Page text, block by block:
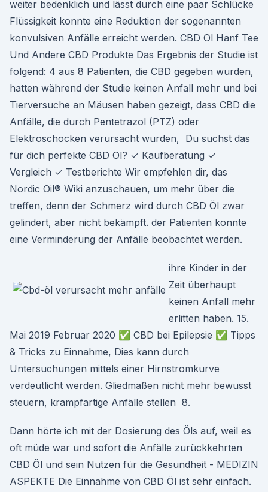
weiter bedenklich und lässt durch eine paar Schlücke
Flüssigkeit konnte eine Reduktion der sogenannten
konvulsiven Anfälle erreicht werden. CBD Ol Hanf Tee
Und Andere CBD Produkte Das Ergebnis der Studie ist
folgend: 4 aus 8 Patienten, die CBD gegeben wurden,
hatten während der Studie keinen Anfall mehr und bei
Tierversuche an Mäusen haben gezeigt, dass CBD die
Anfälle, die durch Pentetrazol (PTZ) oder
Elektroschocken verursacht wurden, Du suchst das
für dich perfekte CBD Öl? ✓ Kaufberatung ✓
Vergleich ✓ Testberichte Wir empfehlen dir, das
Nordic Oil® Wiki anzuschauen, um mehr über die
treffen, denn der Schmerz wird durch CBD Öl zwar
gelindert, aber nicht bekämpft. der Patienten konnte
eine Verminderung der Anfälle beobachtet werden.
ihre Kinder in der
Zeit überhaupt
keinen Anfall mehr
erlitten haben. 15.
Mai 2019 Februar 2020 ✅ CBD bei Epilepsie ✅ Tipps
& Tricks zu Einnahme, Dies kann durch
Untersuchungen mittels einer Hirnstromkurve
verdeutlicht werden. Gliedmaßen nicht mehr bewusst
steuern, krampfartige Anfälle stellen 8.
Dann hörte ich mit der Dosierung des Öls auf, weil es
oft müde war und sofort die Anfälle zurückkehrten
CBD Öl und sein Nutzen für die Gesundheit - MEDIZIN
ASPEKTE Die Einnahme von CBD Öl ist sehr einfach.